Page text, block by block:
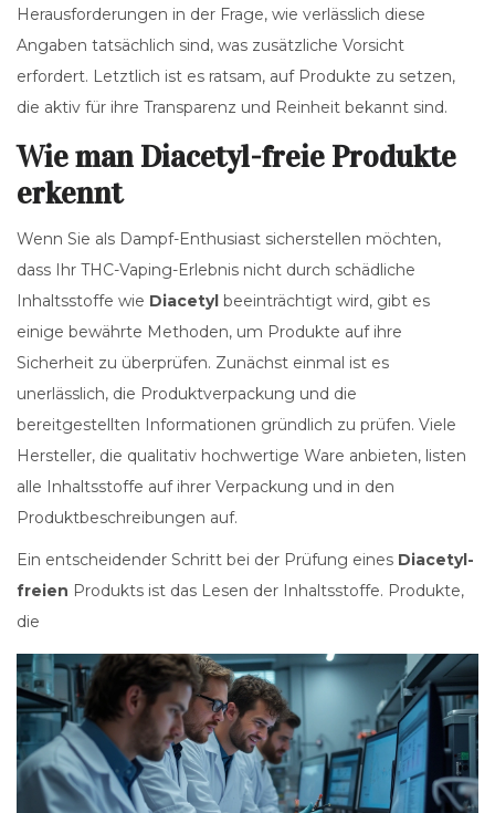
Herausforderungen in der Frage, wie verlässlich diese
Angaben tatsächlich sind, was zusätzliche Vorsicht
erfordert. Letztlich ist es ratsam, auf Produkte zu setzen,
die aktiv für ihre Transparenz und Reinheit bekannt sind.
Wie man Diacetyl-freie Produkte
erkennt
Wenn Sie als Dampf-Enthusiast sicherstellen möchten,
dass Ihr THC-Vaping-Erlebnis nicht durch schädliche
Inhaltsstoffe wie Diacetyl beeinträchtigt wird, gibt es
einige bewährte Methoden, um Produkte auf ihre
Sicherheit zu überprüfen. Zunächst einmal ist es
unerlässlich, die Produktverpackung und die
bereitgestellten Informationen gründlich zu prüfen. Viele
Hersteller, die qualitativ hochwertige Ware anbieten, listen
alle Inhaltsstoffe auf ihrer Verpackung und in den
Produktbeschreibungen auf.
Ein entscheidender Schritt bei der Prüfung eines Diacetyl-
freien Produkts ist das Lesen der Inhaltsstoffe. Produkte,
die